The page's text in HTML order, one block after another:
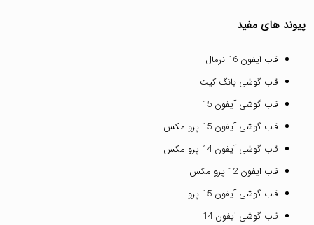
پیوند های مفید
قاب ایفون 16 نرمال
قاب گوشی یانگ کیت
قاب گوشی آیفون 15
قاب گوشی آیفون 15 پرو مکس
قاب گوشی آیفون 14 پرو مکس
قاب ایفون 12 پرو مکس
قاب گوشی آیفون 15 پرو
قاب گوشی ایفون 14